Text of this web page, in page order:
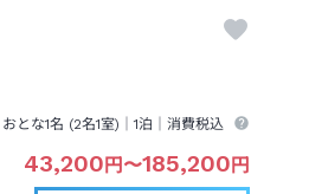
おとな1名 (2名1室)｜1泊 ｜消費税込
43,200 円 〜185,200 円